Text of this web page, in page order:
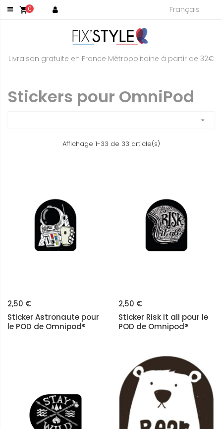
shopping_cart0 Français
Livraison gratuite en France Métropolitaine à partir de 32€
Stickers pour OmniPod
arrow_drop_down
Affichage 1-33 de 33 article(s)
2,50 €
Sticker Astronaute pour
le POD de Omnipod®
2,50 €
Sticker Risk it all pour le
POD de Omnipod®